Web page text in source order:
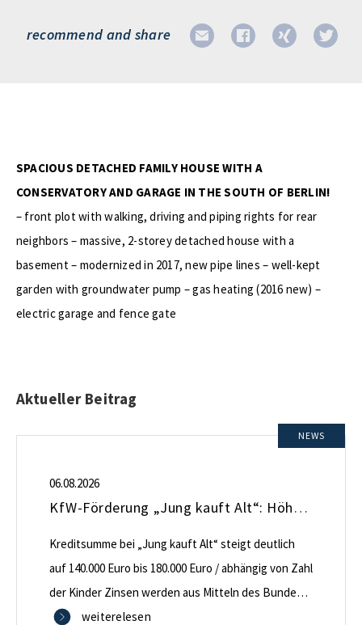
recommend and share
SPACIOUS DETACHED FAMILY HOUSE WITH A
CONSERVATORY AND GARAGE IN THE SOUTH OF BERLIN!
– front plot with walking, driving and piping rights for rear
neighbors – massive, 2-storey detached house with a
basement – modernized in 2017, new pipe lines – well-kept
garden with groundwater pump – gas heating (2016 new) –
electric garage and fence gate
Aktueller Beitrag
NEWS
06.08.2026
KfW-Förderung „Jung kauft Alt“: Höhere Kredite ab August 2026
Kreditsumme bei „Jung kauft Alt“ steigt deutlich
auf 140.000 Euro bis 180.000 Euro / abhängig von Zahl
der Kinder Zinsen werden aus Mitteln des Bundes
verbilligt: Heutiger Zins bei 0,53 Prozent effektiv bei
weiterelesen